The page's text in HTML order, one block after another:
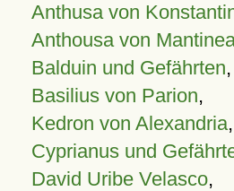
Anthusa von
Anthousa von
Balduin und Gefährten,
Basilius von Parion,
Kedron von Alexandria,
Cyprianus und
David Uribe Velasco,